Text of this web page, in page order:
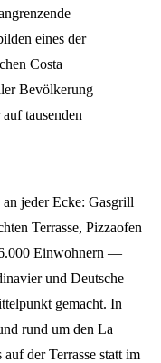
eines der
Costa
Bevölkerung
tausenden
jeder Ecke: Gasgrill
Terrasse, Pizzaofen
Einwohnern —
und Deutsche —
gemacht. In
rund um den La
der Terrasse statt im